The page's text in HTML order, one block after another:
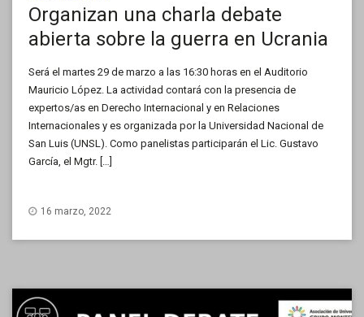
Organizan una charla debate
abierta sobre la guerra en Ucrania
Será el martes 29 de marzo a las 16:30 horas en el Auditorio
Mauricio López. La actividad contará con la presencia de
expertos/as en Derecho Internacional y en Relaciones
Internacionales y es organizada por la Universidad Nacional de
San Luis (UNSL). Como panelistas participarán el Lic. Gustavo
García, el Mgtr. […]
16 marzo, 2022